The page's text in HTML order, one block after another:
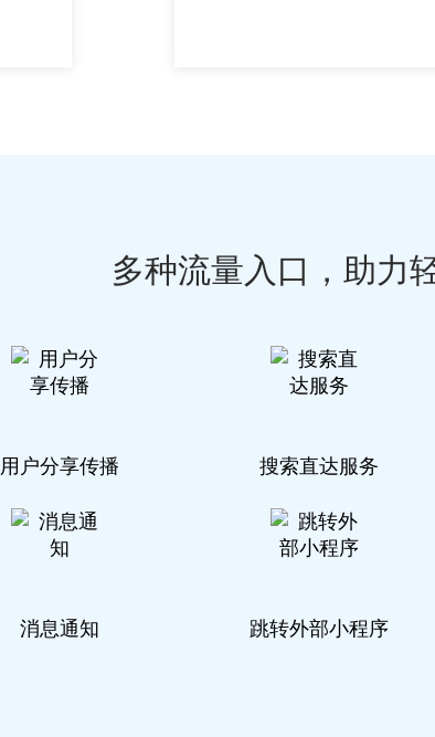
多种流量入口，助力
用户分享传播 搜索直达服务
消息通知 跳转外部小程序